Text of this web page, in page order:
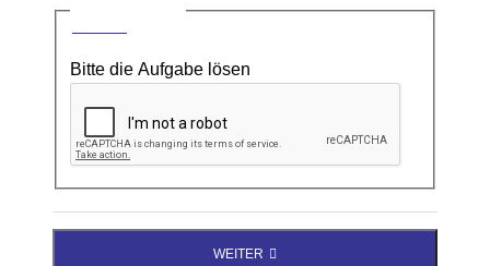
Bitte die Aufgabe lösen
WEITER